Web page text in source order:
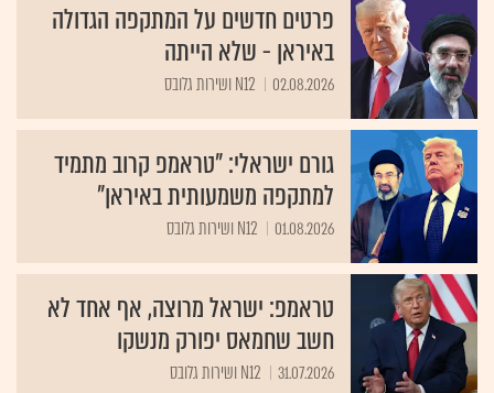
פרטים חדשים על המתקפה הגדולה
באיראן - שלא הייתה
02.08.2026 N12 ושירות גלובס
גורם ישראלי: "טראמפ קרוב מתמיד
למתקפה משמעותית באיראן"
01.08.2026 N12 ושירות גלובס
טראמפ: ישראל מרוצה, אף אחד לא
חשב שחמאס יפורק מנשקו
31.07.2026 N12 ושירות גלובס